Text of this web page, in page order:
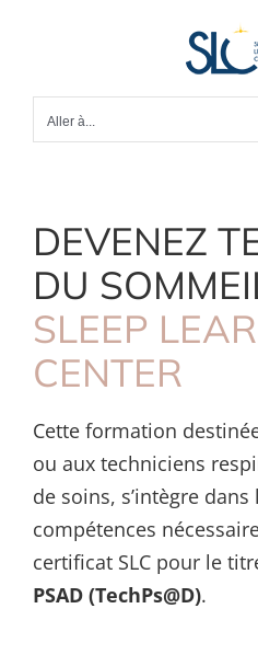
Aller à...
DEVENEZ
DU
SLEEP
CENTER
Cette formation
ou aux techniciens
de soins, s’intègre
compétences
certificat SLC pour le
PSAD (TechPs@D).